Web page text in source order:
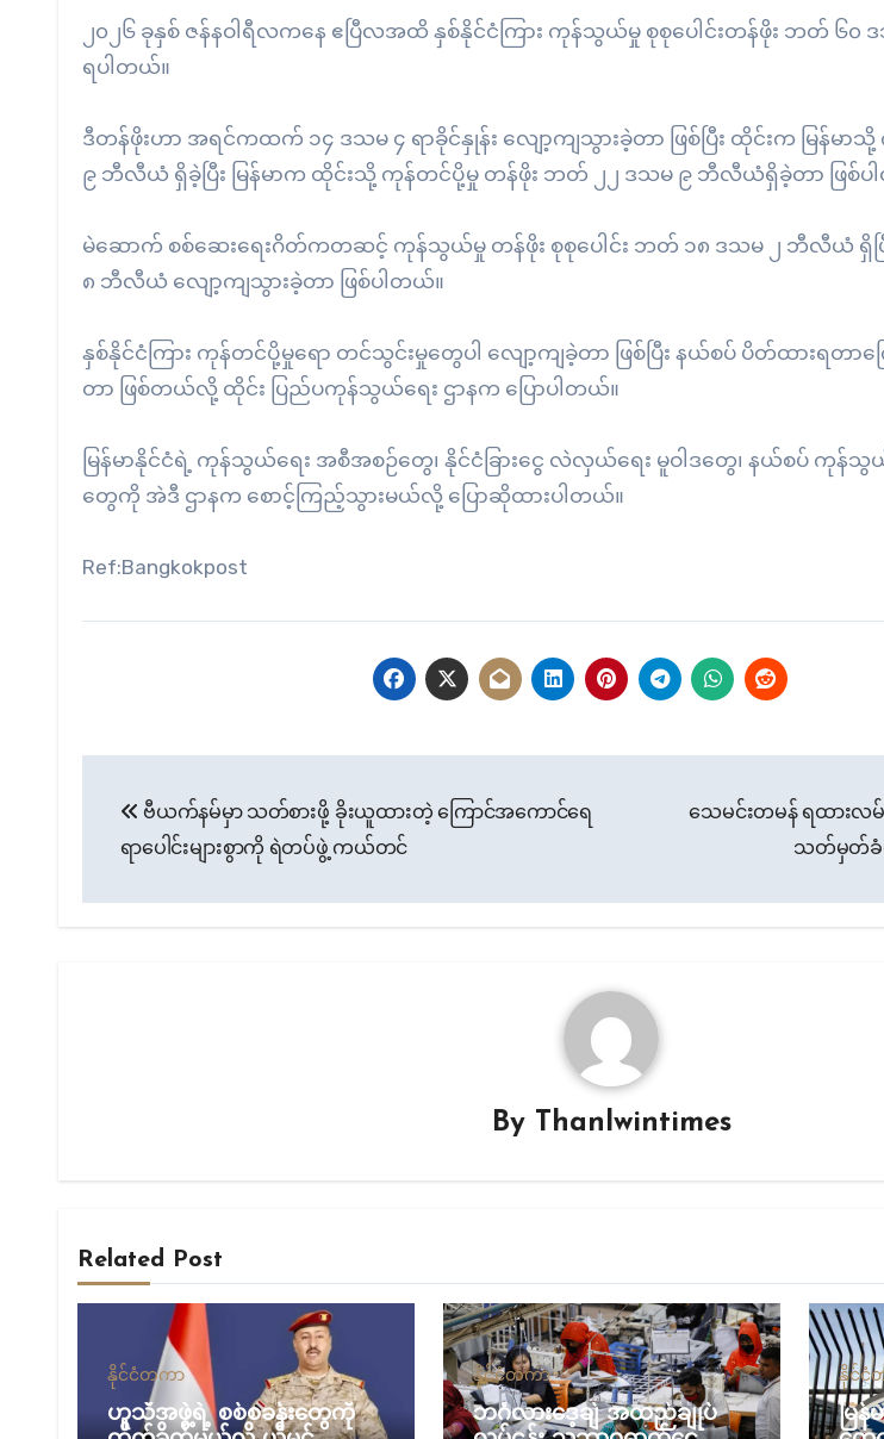
၂၀၂၆ ခုနှစ် ဇန်နဝါရီလကနေ ဧပြီလအထိ နှစ်နိုင်ငံကြား ကုန်သွယ်မှု စုစုပေါင်းတန်ဖိုး ဘတ်
ရပါတယ်။
ဒီတန်ဖိုးဟာ အရင်ကထက် ၁၄ ဒသမ ၄ ရာခိုင်နှုန်း လျော့ကျသွားခဲ့တာ ဖြစ်ပြီး ထိုင်းက မြန်မ
၉ ဘီလီယံ ရှိခဲ့ပြီး မြန်မာက ထိုင်းသို့ ကုန်တင်ပို့မှု တန်ဖိုး ဘတ် ၂၂ ဒသမ ၉ ဘီလီယံရှိခဲ့တာ ဖြစ်ပ
မဲဆောက် စစ်ဆေးရေးဂိတ်ကတဆင့် ကုန်သွယ်မှု တန်ဖိုး စုစုပေါင်း ဘတ် ၁၈ ဒသမ ၂ ဘီလီယံ ရှိ
၈ ဘီလီယံ လျော့ကျသွားခဲ့တာ ဖြစ်ပါတယ်။
နှစ်နိုင်ငံကြား ကုန်တင်ပို့မှုရော တင်သွင်းမှုတွေပါ လျော့ကျခဲ့တာ ဖြစ်ပြီး နယ်စပ် ပိတ်ထားရတာ
တာ ဖြစ်တယ်လို့ ထိုင်း ပြည်ပကုန်သွယ်ရေး ဌာနက ပြောပါတယ်။
မြန်မာနိုင်ငံရဲ့ ကုန်သွယ်ရေး အစီအစဉ်တွေ၊ နိုင်ငံခြားငွေ လဲလှယ်ရေး မူဝါဒတွေ၊ နယ်စပ် ကုန်သွ
တွေကို အဲဒီ ဌာနက စောင့်ကြည့်သွားမယ်လို့ ပြောဆိုထားပါတယ်။
Ref:Bangkokpost
navigation
ဗီယက်နမ်မှာ သတ်စားဖို့ ခိုးယူထားတဲ့ ကြောင်အကောင်ရေ
ရာပေါင်းများစွာကို ရဲတပ်ဖွဲ့ ကယ်တင်
သေမင်းတမန် ရထားလ
သတ်မှတ်ခံရ
By Thanlwintimes
Related Post
နိုင်ငံတကာ
ဟူသီအဖွဲ့ရဲ့ စစ်စခန်းတွေကို
နိုင်ငံတကာ
ဘင်္ဂလားဒေ့ချ် အထည်ချုပ်
နိုင်ငံ
မြန်